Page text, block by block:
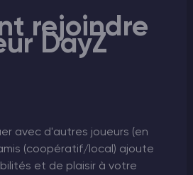
rejoindre
DayZ
avec d'autres joueurs (en
(coopératif/local) ajoute
et de plaisir à votre